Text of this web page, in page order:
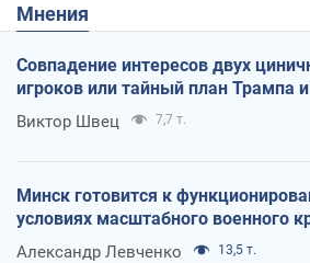
Мнения
Совпадение интересов двух
игроков или тайный план Трампа
Виктор Швец 7,7 т.
Минск готовится к
условиях масштабного военного
Александр Левченко 13,5 т.